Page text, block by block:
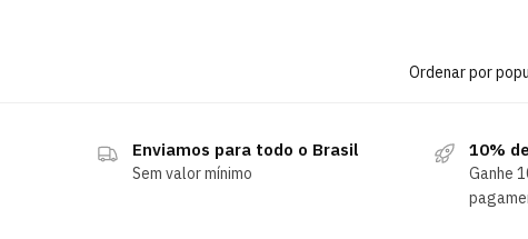
Enviamos para todo o Brasil
Sem valor mínimo
10%
Ganhe